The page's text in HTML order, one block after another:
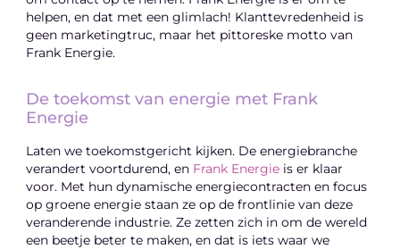
helpen, en dat met een glimlach! Klanttevredenheid is
geen marketingtruc, maar het pittoreske motto van
Frank Energie.
De toekomst van energie met Frank
Energie
Laten we toekomstgericht kijken. De energiebranche
verandert voortdurend, en Frank Energie is er klaar
voor. Met hun dynamische energiecontracten en focus
op groene energie staan ze op de frontlinie van deze
veranderende industrie. Ze zetten zich in om de wereld
een beetje beter te maken, en dat is iets waar we